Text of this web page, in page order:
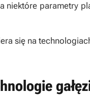
niektóre parametry
się na